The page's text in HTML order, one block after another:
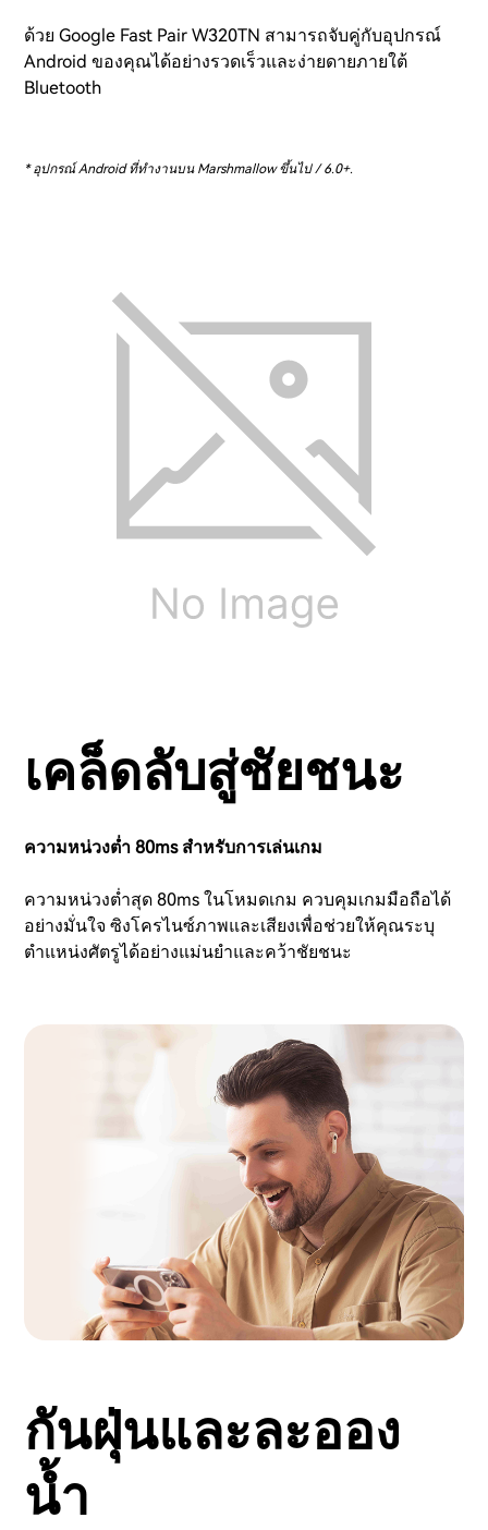
ด้วย Google Fast Pair W320TN สามารถจับคู่กับอุปกรณ์
Android ของคุณได้อย่างรวดเร็วและง่ายดายภายใต้
Bluetooth
* อุปกรณ์ Android ที่ทำงานบน Marshmallow ขึ้นไป / 6.0+.
เคล็ดลับสู่ชัยชนะ
ความหน่วงต่ำ 80ms สำหรับการเล่นเกม
ความหน่วงต่ำสุด 80ms ในโหมดเกม ควบคุมเกมมือถือได้
อย่างมั่นใจ ซิงโครไนซ์ภาพและเสียงเพื่อช่วยให้คุณระบุ
ตำแหน่งศัตรูได้อย่างแม่นยำและคว้าชัยชนะ
กันฝุ่นและละออง
น้ำ